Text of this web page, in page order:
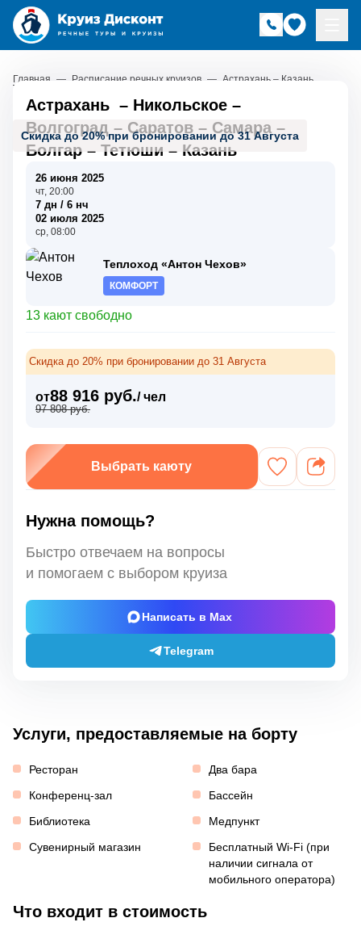
Главная — Расписание речных круизов — Астрахань – Казань
Скидка до 20% при бронировании до 31 Августа
Астрахань – Никольское –
Волгоград – Саратов – Самара –
Болгар – Тетюши – Казань
26 июня 2025
чт, 20:00
7 дн / 6 нч
02 июля 2025
ср, 08:00
Теплоход «Антон Чехов»
КОМФОРТ
13 кают свободно
Скидка до 20% при бронировании до 31 Августа
от88 916 руб./ чел
97 808 руб.
Выбрать каюту
Нужна помощь?
Быстро отвечаем на вопросы
и помогаем с выбором круиза
Написать в Max
Telegram
Услуги, предоставляемые на борту
Ресторан
Два бара
Конференц-зал
Бассейн
Библиотека
Медпункт
Сувенирный магазин
Бесплатный Wi-Fi (при
наличии сигнала от
мобильного оператора)
Что входит в стоимость